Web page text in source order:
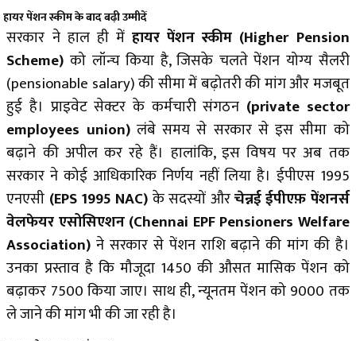
हायर पेंशन स्कीम के बाद बढ़ी उम्मीदें
सरकार ने हाल ही मेंहायर पेंशन स्कीम (Higher Pension
Scheme) को लॉन्च किया है, जिसके चलते पेंशन योग्य सैलरी
(pensionable salary) की सीमा में बढ़ोतरी की मांग और मजबूत
हुई है। प्राइवेट सेक्टर के कर्मचारी संगठन (private sector
employees union) लंबे समय से सरकार से इस सीमा को
बढ़ाने की अपील कर रहे हैं। हालांकि, इस विषय पर अब तक
सरकार ने कोई आधिकारिक निर्णय नहीं लिया है। ईपीएस 1995
एनएसी (EPS 1995 NAC)के सदस्यों औरचेन्नई ईपीएफ़ पेंशनर्स
वेलफेयर एसोसिएशन(Chennai EPF Pensioners Welfare
Association)ने सरकार से पेंशन राशि बढ़ाने की मांग की है।
उनका प्रस्ताव है कि मौजूदा ₹1450 की औसत मासिक पेंशन को
बढ़ाकर ₹7500 किया जाए। साथ ही, न्यूनतम पेंशन को ₹9000 तक
ले जाने की मांग भी की जा रही है।